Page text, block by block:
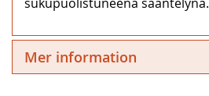
Mer information